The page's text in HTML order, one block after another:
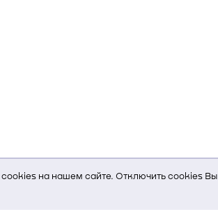
на нашем сайте. Отключить cookies Вы